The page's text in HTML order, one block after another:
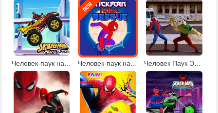
Человек Паук Эпичные Битвы